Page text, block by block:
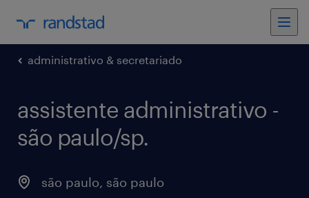
administrativo & secretariado
assistente administrativo -
são paulo/sp.
são paulo, são paulo